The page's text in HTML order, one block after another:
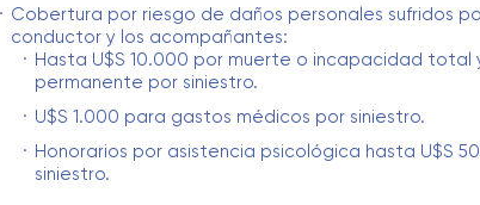
Cobertura por riesgo de daños personales sufridos
conductor y los acompañantes:
Hasta U$S 10.000 por muerte o incapacidad total
permanente por siniestro.
U$S 1.000 para gastos médicos por siniestro.
Honorarios por asistencia psicológica hasta U$S
siniestro.